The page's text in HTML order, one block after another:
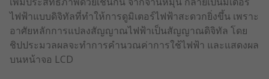
ไฟฟ้าแบบดิจิทัลที่ทำให้การดูมิเตอร์ไฟฟ้าสะดวกยิ่งขึ้น เพราะ
อาศัยหลักการแปลงสัญญาณไฟฟ้าเป็นสัญญาณดิจิทัล โดย
ชิปประมวลผลจะทำการคำนวณค่าการใช้ไฟฟ้า และแสดงผล
บนหน้าจอ LCD